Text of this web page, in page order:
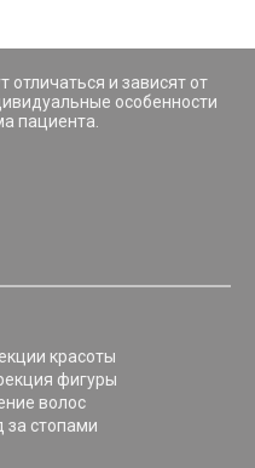
и зависят от
особенности
пациента.
красоты
фигуры
волос
за стопами